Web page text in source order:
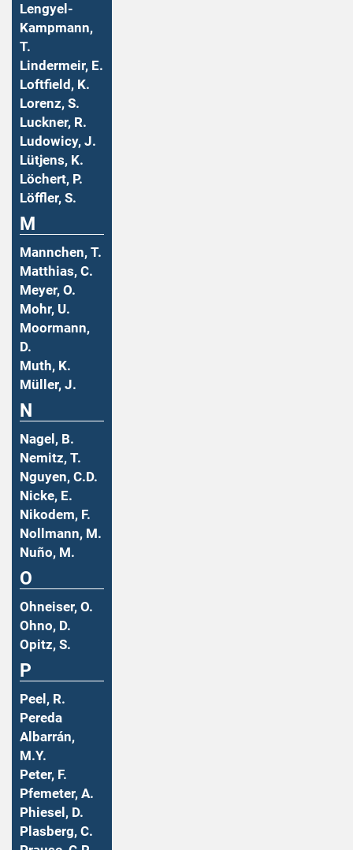
Lengyel-
Kampmann,
T.
Lindermeir, E.
Loftfield, K.
Lorenz, S.
Luckner, R.
Ludowicy, J.
Lütjens, K.
Löchert, P.
Löffler, S.
M
Mannchen, T.
Matthias, C.
Meyer, O.
Mohr, U.
Moormann,
D.
Muth, K.
Müller, J.
N
Nagel, B.
Nemitz, T.
Nguyen, C.D.
Nicke, E.
Nikodem, F.
Nollmann, M.
Nuño, M.
O
Ohneiser, O.
Ohno, D.
Opitz, S.
P
Peel, R.
Pereda
Albarrán,
M.Y.
Peter, F.
Pfemeter, A.
Phiesel, D.
Plasberg, C.